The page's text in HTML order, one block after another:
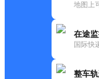
地图上
在途
国际快
整车
极兔
南
更新时